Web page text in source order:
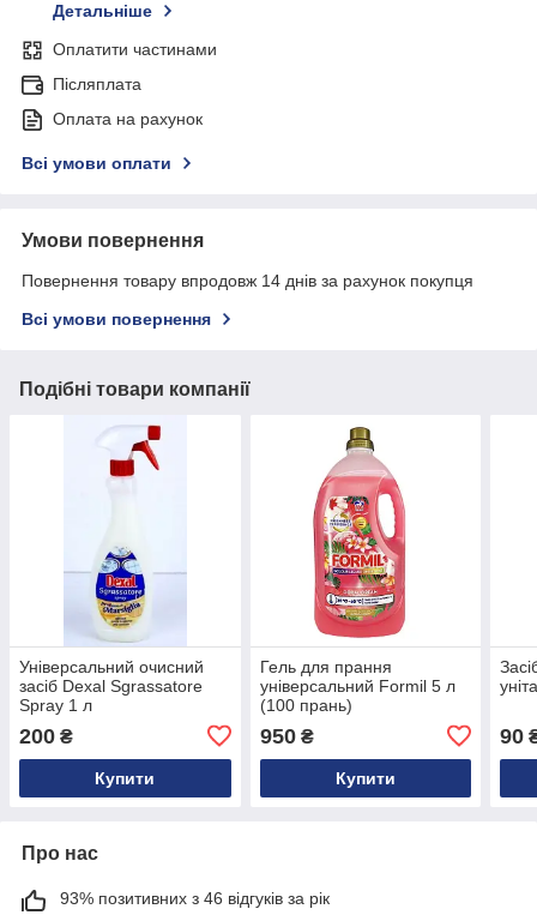
Детальніше
Оплатити частинами
Післяплата
Оплата на рахунок
Всі умови оплати
Умови повернення
Повернення товару впродовж 14 днів за рахунок покупця
Всі умови повернення
Подібні товари компанії
Універсальний очисний
засіб Dexal Sgrassatore
Spray 1 л
200 ₴
Купити
Гель для прання
універсальний Formil 5 л
(100 прань)
950₴
Купити
90
Про нас
93% позитивних з 46 відгуків за рік